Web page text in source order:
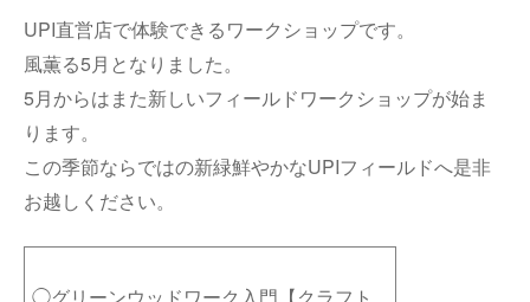
UPI直営店で体験できるワークショップです。
風薫る5月となりました。
5月からはまた新しいフィールドワークショップが始ま
ります。
この季節ならではの新緑鮮やかなUPIフィールドへ是非
お越しください。
◯グリーンウッドワーク入門【クラフト